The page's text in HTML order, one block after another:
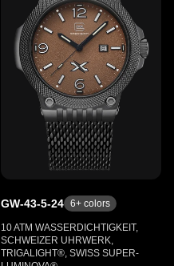
GW-43-5-24 6+ colors
10 ATM WASSERDICHTIGKEIT,
SCHWEIZER UHRWERK,
TRIGALIGHT®, SWISS SUPER-